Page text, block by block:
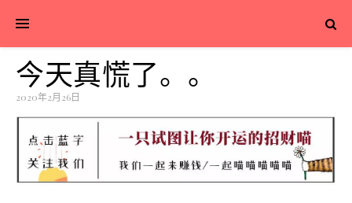
今天真慌了。。
2020年2月26日